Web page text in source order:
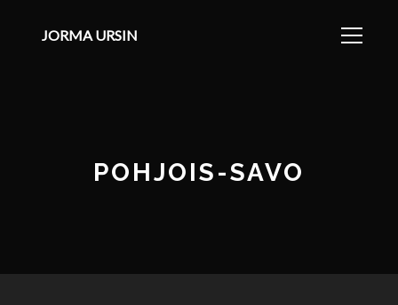
JORMA URSIN
POHJOIS-SAVO